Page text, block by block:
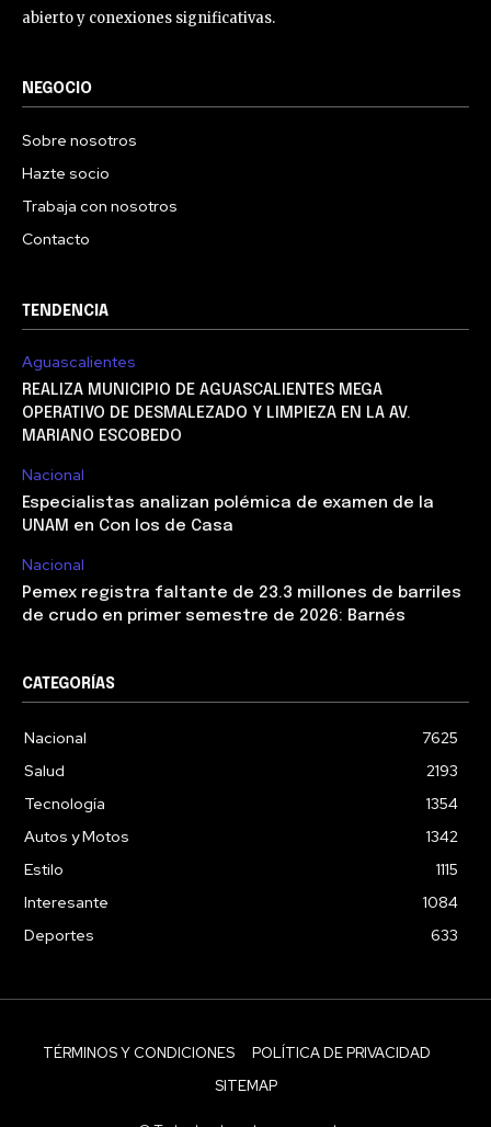
abierto y conexiones significativas.
NEGOCIO
Sobre nosotros
Hazte socio
Trabaja con nosotros
Contacto
TENDENCIA
Aguascalientes
REALIZA MUNICIPIO DE AGUASCALIENTES MEGA
OPERATIVO DE DESMALEZADO Y LIMPIEZA EN LA AV.
MARIANO ESCOBEDO
Nacional
Especialistas analizan polémica de examen de la
UNAM en Con los de Casa
Nacional
Pemex registra faltante de 23.3 millones de barriles
de crudo en primer semestre de 2026: Barnés
CATEGORÍAS
Nacional
7625
Salud
2193
Tecnología
1354
Autos y Motos
1342
Estilo
1115
Interesante
1084
Deportes
633
TÉRMINOS Y CONDICIONES
POLÍTICA DE PRIVACIDAD
SITEMAP